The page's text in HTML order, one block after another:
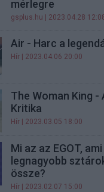
mérlegre
gsplus.hu | 2023.04.28
Air - Harc a
Hír | 2023.04.06 20:00
The Woman King -
Kritika
Hír | 2023.03.05 18:00
Mi az az EGOT,
legnagyobb
össze?
Hír | 2023.02.07 15:00